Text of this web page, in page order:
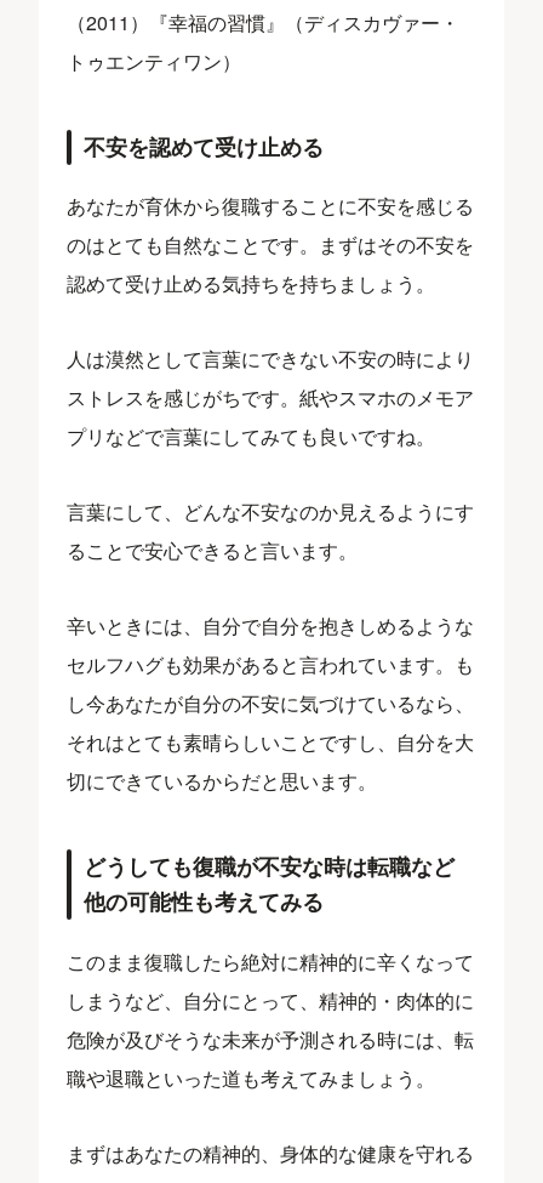
（2011）『幸福の習慣』（ディスカヴァー・
トゥエンティワン）
不安を認めて受け止める
あなたが育休から復職することに不安を感じる
のはとても自然なことです。まずはその不安を
認めて受け止める気持ちを持ちましょう。
人は漠然として言葉にできない不安の時により
ストレスを感じがちです。紙やスマホのメモア
プリなどで言葉にしてみても良いですね。
言葉にして、どんな不安なのか見えるようにす
ることで安心できると言います。
辛いときには、自分で自分を抱きしめるような
セルフハグも効果があると言われています。も
し今あなたが自分の不安に気づけているなら、
それはとても素晴らしいことですし、自分を大
切にできているからだと思います。
どうしても復職が不安な時は転職など
他の可能性も考えてみる
このまま復職したら絶対に精神的に辛くなって
しまうなど、自分にとって、精神的・肉体的に
危険が及びそうな未来が予測される時には、転
職や退職といった道も考えてみましょう。
まずはあなたの精神的、身体的な健康を守れる